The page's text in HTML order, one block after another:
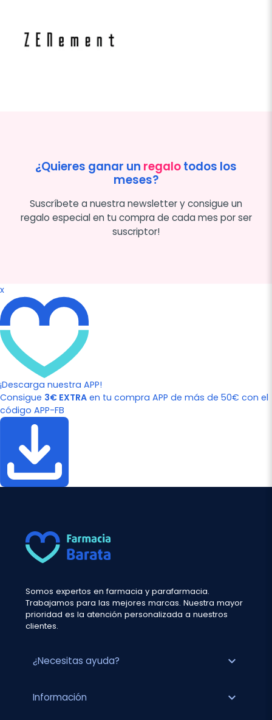
¿Quieres ganar un regalotodos los
meses?
Suscríbete a nuestra newsletter y consigue un
regalo especial en tu compra de cada mes por ser
suscriptor!
x
¡Descarga nuestra APP!
Consigue 3€ EXTRA en tu compra APP de más de 50€ con el
código APP-FB
Somos expertos en farmacia y parafarmacia.
Trabajamos para las mejores marcas. Nuestra mayor
prioridad es la atención personalizada a nuestros
clientes.
¿Necesitas ayuda? expand_more
Información expand_more